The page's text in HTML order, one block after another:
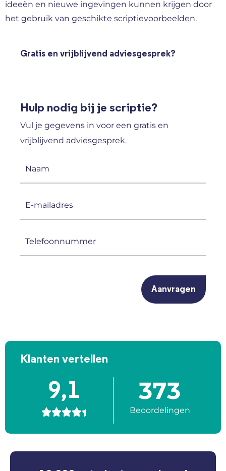
ideeën en nieuwe ingevingen kunnen krijgen door
het gebruik van geschikte scriptievoorbeelden.
Gratis en vrijblijvend adviesgesprek?
Hulp nodig bij je scriptie?
Vul je gegevens in voor een gratis en
vrijblijvend adviesgesprek.
Klanten vertellen
9,1

373
Beoordelingen